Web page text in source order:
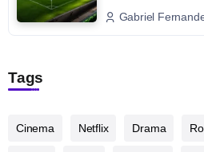
Gabriel
Tags
Cinema Netflix Drama